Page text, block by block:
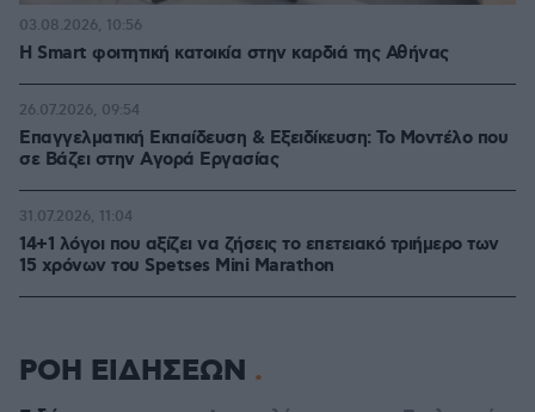
Η Smart φοιτητική κατοικία στην καρδιά της Αθήνας
03.08.2026, 10:56
Επαγγελματική Εκπαίδευση & Εξειδίκευση: Το Mοντέλο που
σε Bάζει στην Aγορά Eργασίας
26.07.2026, 09:54
14+1 λόγοι που αξίζει να ζήσεις το επετειακό τριήμερο των
15 χρόνων του Spetses Mini Marathon
31.07.2026, 11:04
ΡΟΗ ΕΙΔΗΣΕΩΝ